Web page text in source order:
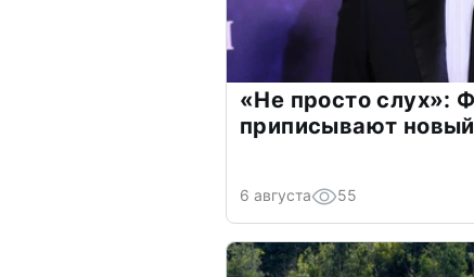
«Не просто слух»:
приписывают
6 августа 55